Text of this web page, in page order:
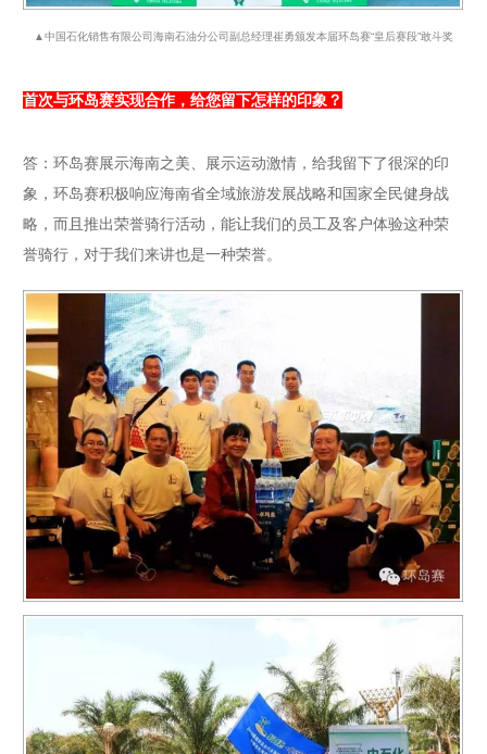
▲中国石化销售有限公司海南石油分公司副总经理崔勇颁发本届环岛赛“皇后赛段”敢斗奖
首次与环岛赛实现合作，给您留下怎样的印象？
答：环岛赛展示海南之美、展示运动激情，给我留下了很深的印
象，环岛赛积极响应海南省全域旅游发展战略和国家全民健身战
略，而且推出荣誉骑行活动，能让我们的员工及客户体验这种荣
誉骑行，对于我们来讲也是一种荣誉。